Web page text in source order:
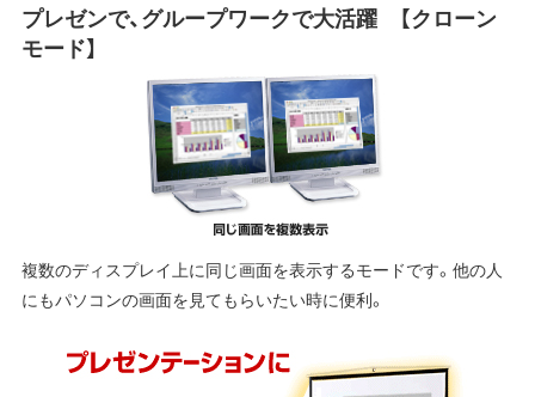
プレゼンで、グループワークで大活躍 【クローン
モード】
複数のディスプレイ上に同じ画面を表示するモードです。他の人
にもパソコンの画面を見てもらいたい時に便利。